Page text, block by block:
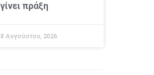
γίνει πράξη
8 Αυγούστου, 2026